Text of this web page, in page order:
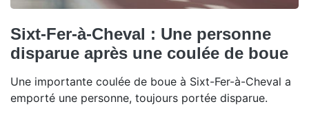
Sixt-Fer-à-Cheval : Une personne
disparue après une coulée de boue
Une importante coulée de boue à Sixt-Fer-à-Cheval a
emporté une personne, toujours portée disparue.